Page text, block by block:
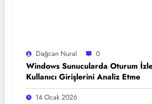
Dağcan Nural 0
Windows Sunucularda Oturum
Kullanıcı Girişlerini Analiz Etme
14 Ocak 2026